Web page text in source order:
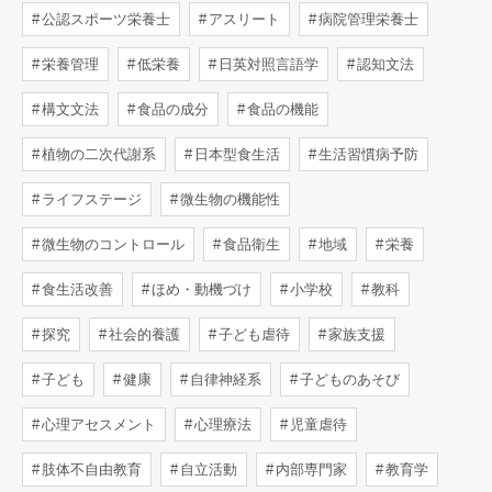
公認スポーツ栄養士 アスリート 病院管理栄養士
栄養管理 低栄養 日英対照言語学 認知文法
構文文法 食品の成分 食品の機能
植物の二次代謝系 日本型食生活 生活習慣病予防
ライフステージ 微生物の機能性
微生物のコントロール 食品衛生 地域 栄養
食生活改善 ほめ・動機づけ 小学校 教科
探究 社会的養護 子ども虐待 家族支援
子ども 健康 自律神経系 子どものあそび
心理アセスメント 心理療法 児童虐待
肢体不自由教育 自立活動 内部専門家 教育学